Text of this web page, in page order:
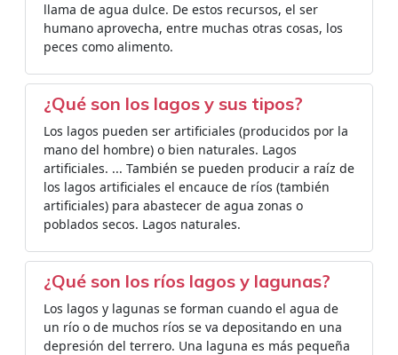
llama de agua dulce. De estos recursos, el ser
humano aprovecha, entre muchas otras cosas, los
peces como alimento.
¿Qué son los lagos y sus tipos?
Los lagos pueden ser artificiales (producidos por la
mano del hombre) o bien naturales. Lagos
artificiales. ... También se pueden producir a raíz de
los lagos artificiales el encauce de ríos (también
artificiales) para abastecer de agua zonas o
poblados secos. Lagos naturales.
¿Qué son los ríos lagos y lagunas?
Los lagos y lagunas se forman cuando el agua de
un río o de muchos ríos se va depositando en una
depresión del terrero. Una laguna es más pequeña